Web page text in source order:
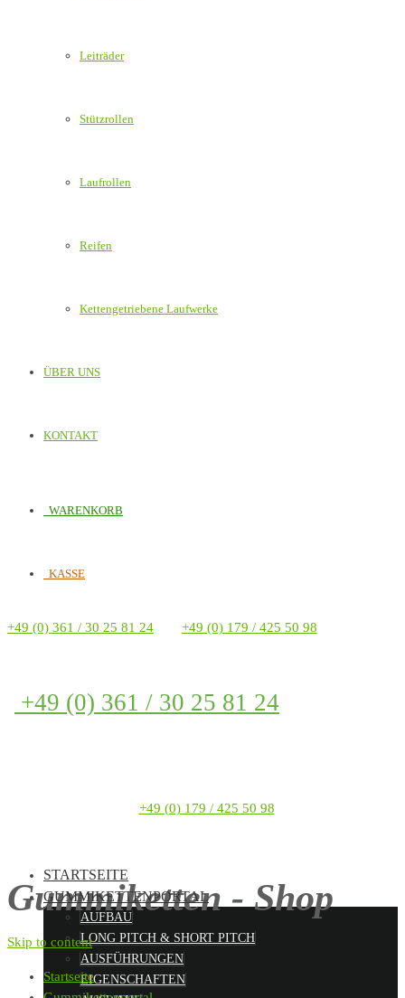
Leiträder
Stützrollen
Laufrollen
Reifen
Kettengetriebene Laufwerke
ÜBER UNS
KONTAKT
WARENKORB
KASSE
+49 (0) 361 / 30 25 81 24 +49 (0) 179 / 425 50 98
+49 (0) 361 / 30 25 81 24
+49 (0) 179 / 425 50 98
Gummiketten - Shop
STARTSEITE
GUMMIKETTENPORTAL
AUFBAU
LONG PITCH & SHORT PITCH
AUSFÜHRUNGEN
EIGENSCHAFTEN
Skip to content
Startseite